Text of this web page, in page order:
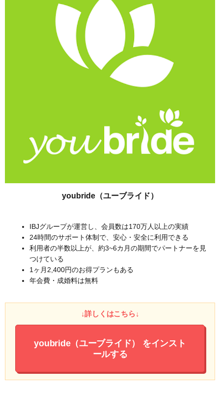
youbride（ユーブライド）
IBJグループが運営し、会員数は170万人以上の実績
24時間のサポート体制で、安心・安全に利用できる
利用者の半数以上が、約3~6カ月の期間でパートナーを見
つけている
1ヶ月2,400円のお得プランもある
年会費・成婚料は無料
↓詳しくはこちら↓
youbride（ユーブライド）
をインスト
ールする